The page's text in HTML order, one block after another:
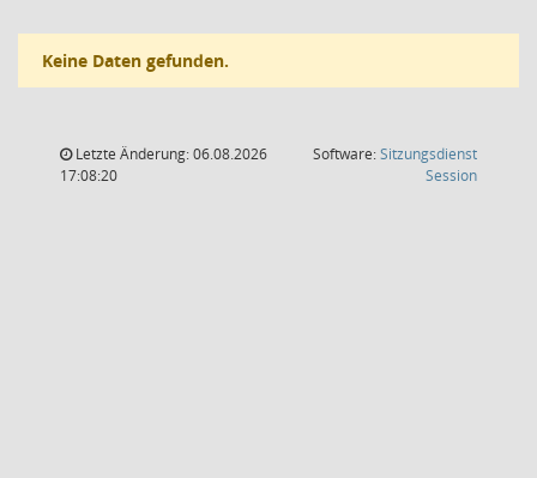
Keine Daten gefunden.
Letzte Änderung: 06.08.2026
17:08:20
Software:Sitzungsdienst
Session(Wird in